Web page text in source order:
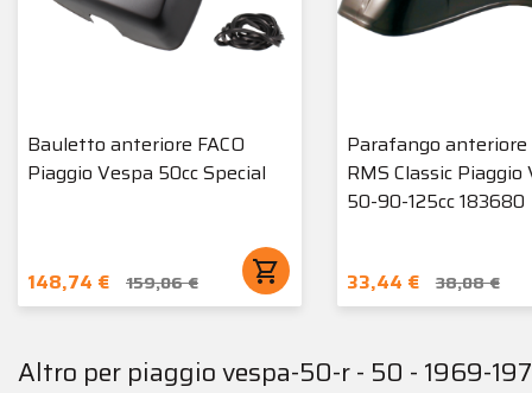
Bauletto anteriore FACO
Piaggio Vespa 50cc Special
148,74 € 159,06 € shopping_cart
Parafango
RMS Classic Piaggio
50-90-125cc 183680
33,44 € 38,08 €
Altro per piaggio vespa-50-r - 50 - 1969-